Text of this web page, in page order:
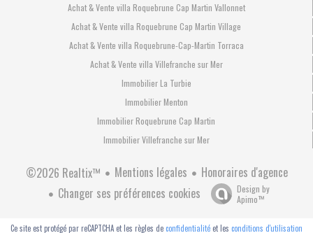
Achat & Vente villa Roquebrune Cap Martin Vallonnet
Achat & Vente villa Roquebrune Cap Martin Village
Achat & Vente villa Roquebrune-Cap-Martin Torraca
Achat & Vente villa Villefranche sur Mer
Immobilier La Turbie
Immobilier Menton
Immobilier Roquebrune Cap Martin
Immobilier Villefranche sur Mer
©2026 Realtix™ Mentions légales
Honoraires d'agence
Changer ses préférences cookies
Design by
Apimo™
Ce site est protégé par reCAPTCHA et les règles deconfidentialitéet les conditions d'utilisation